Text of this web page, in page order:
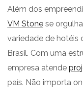
Além dos
VM Stone se
variedade de hotéis
Brasil. Com uma
empresa atende
país. Não importa